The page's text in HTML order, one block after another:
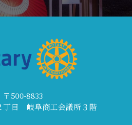
〒500-8833
丁目 岐阜商工会議所３階